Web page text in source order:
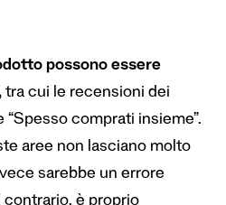
possono essere
tra cui le recensioni dei
“Spesso comprati insieme”.
aree non lasciano molto
sarebbe un errore